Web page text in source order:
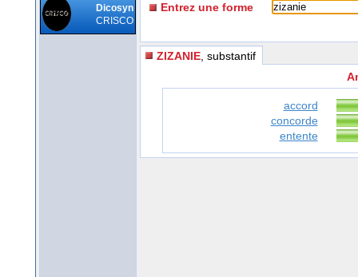
Dicosyn
CRISCO
Entrez une forme
ZIZANIE , substantif
accord
concorde
entente